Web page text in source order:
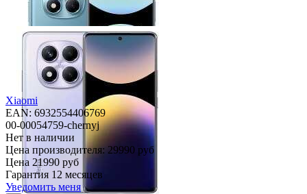
Xiaomi
EAN: 6932554406769
00-00054759-chernyj
Нет в наличии
Цена производителя:29990 руб
Цена 21990 руб
Гарантия 12 месяцев
Уведомить меня